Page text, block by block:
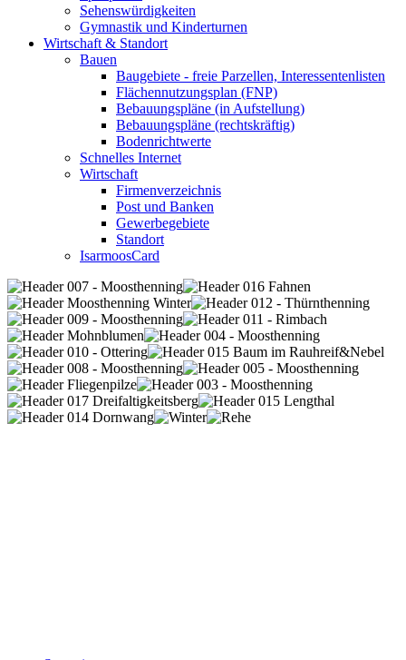
Sehenswürdigkeiten
Gymnastik und Kinderturnen
Wirtschaft & Standort
Bauen
Baugebiete - freie Parzellen, Interessentenlisten
Flächennutzungsplan (FNP)
Bebauungspläne (in Aufstellung)
Bebauungspläne (rechtskräftig)
Bodenrichtwerte
Schnelles Internet
Wirtschaft
Firmenverzeichnis
Post und Banken
Gewerbegebiete
Standort
IsarmoosCard